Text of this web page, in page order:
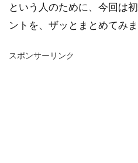
という人のために、今回は
ントを、ザッとまとめてみま
スポンサーリンク